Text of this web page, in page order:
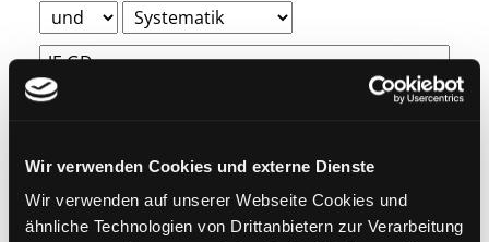
Wir verwenden Cookies und externe Dienste
Wir verwenden auf unserer Webseite Cookies und
ähnliche Technologien von Drittanbietern zur Verarbeitung
Weitere Suchkriterien